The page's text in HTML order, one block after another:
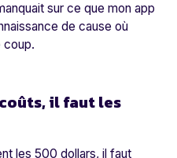
sur ce que mon app
de cause où
coup.
il faut les
les 500 dollars, il faut